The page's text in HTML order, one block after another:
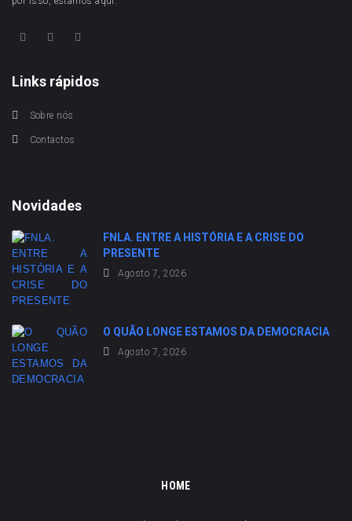
Links rápidos
Sobre nós
Contactos
Novidades
FNLA. ENTRE A HISTÓRIA E A CRISE DO
PRESENTE
Agosto 7, 2026
O QUÃO LONGE ESTAMOS DA DEMOCRACIA
Agosto 7, 2026
HOME